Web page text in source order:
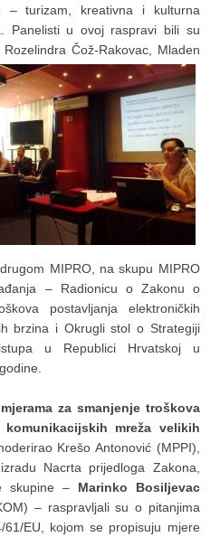
– turizam, kreativna i kulturna
Panelisti u ovoj raspravi bili su
Rozelindra Čož-Rakovac, Mladen
MIPRO, na skupu MIPRO
– Radionicu o Zakonu o
postavljanja elektroničkih
brzina i Okrugli stol o Strategiji
u Republici Hrvatskoj u
za smanjenje troškova
mreža velikih
Krešo Antonović (MPPI),
Nacrta prijedloga Zakona,
skupine – Marinko Bosiljevac
– raspravljali su o pitanjima
EU, kojom se propisuju mjere